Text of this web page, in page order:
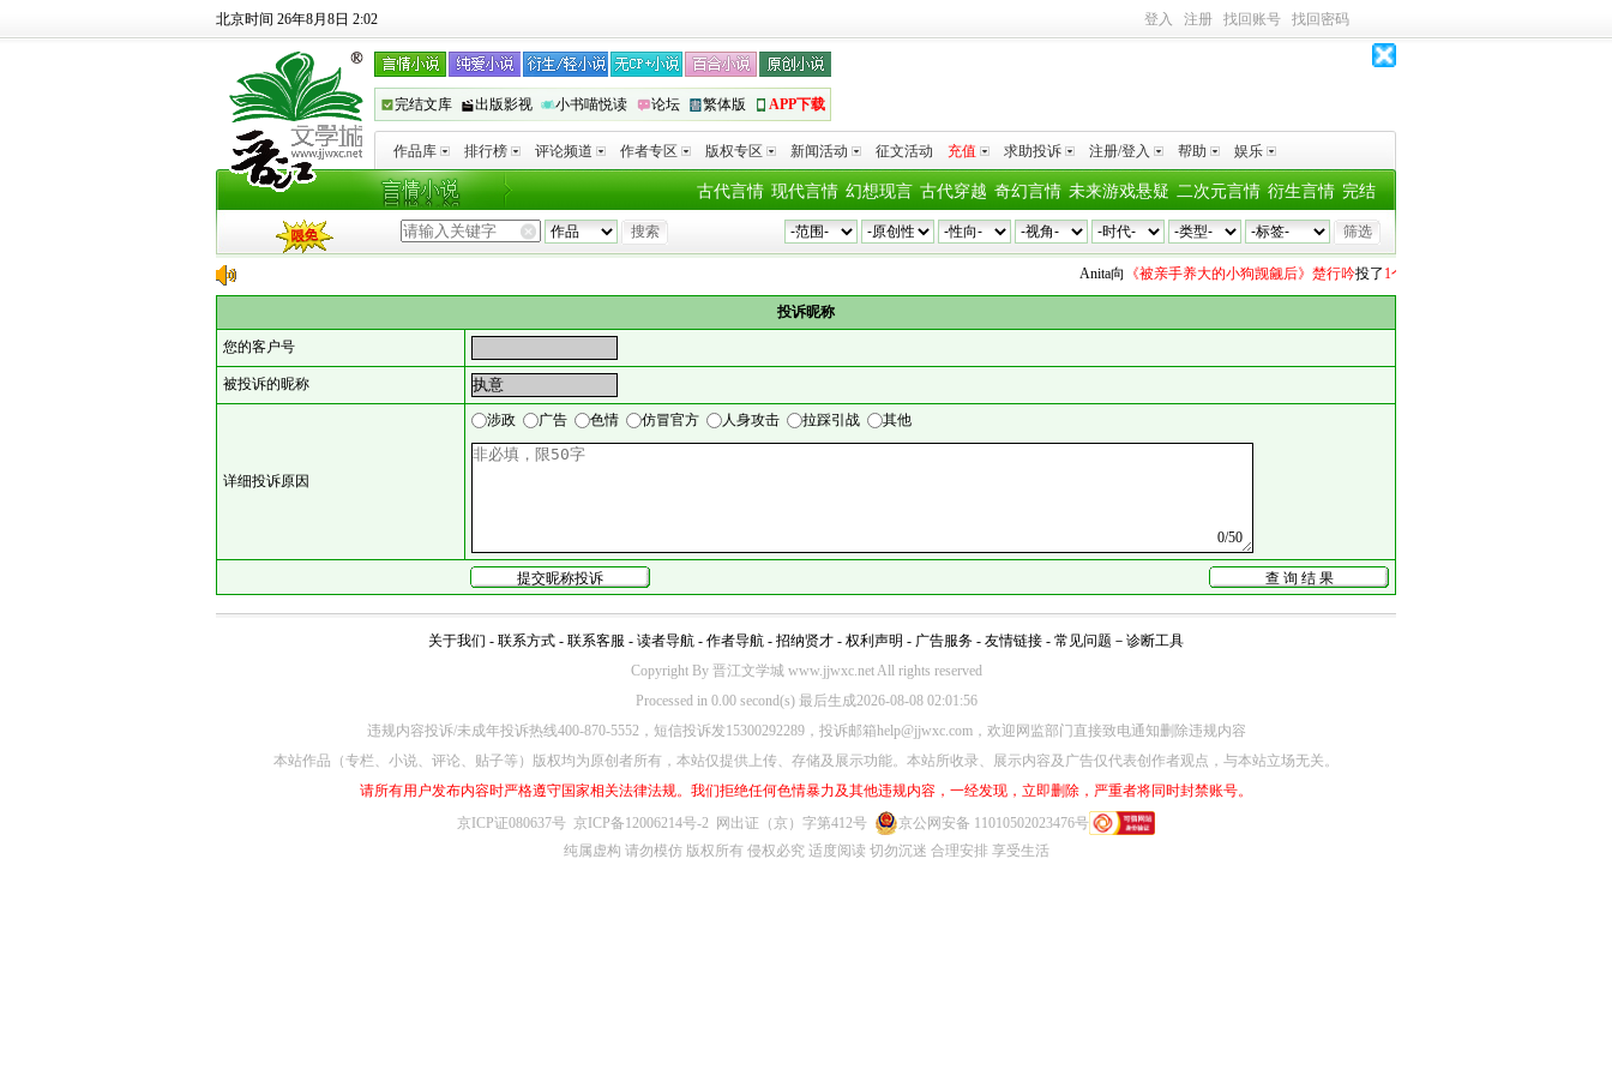
北京时间 26年8月8日 2:02 登入 注册 找回账号 找回密码
完结文库 出版影视 小书喵悦读 论坛 繁体版 APP下载
作品库 排行榜 评论频道 作者专区 版权专区 新闻活动 征文活动 充值 求助投诉 注册/登入 帮助 娱乐
完结
衍生言情
二次元言情
未来游戏悬疑
奇幻言情
古代穿越
幻想现言
现代言情
古代言情
Anita向《被亲手养大的小狗觊觎后》楚行吟投了1个深水鱼雷
投诉昵称
您的客户号
被投诉的昵称
详细投诉原因
涉政 广告 色情 仿冒官方 人身攻击 拉踩引战 其他
0/50
关于我们 - 联系方式 - 联系客服 - 读者导航 - 作者导航 - 招纳贤才 - 权利声明 - 广告服务 - 友情链接 - 常见问题 － 诊断工具
Copyright By 晋江文学城 www.jjwxc.net All rights reserved
Processed in 0.00 second(s) 最后生成2026-08-08 02:01:56
违规内容投诉/未成年投诉热线400-870-5552，短信投诉发15300292289，投诉邮箱help@jjwxc.com，欢迎网监部门直接致电通知删除违规内容
本站作品（专栏、小说、评论、贴子等）版权均为原创者所有，本站仅提供上传、存储及展示功能。本站所收录、展示内容及广告仅代表创作者观点，与本站立场无关。
请所有用户发布内容时严格遵守国家相关法律法规。我们拒绝任何色情暴力及其他违规内容，一经发现，立即删除，严重者将同时封禁账号。
京ICP证080637号 京ICP备12006214号-2 网出证（京）字第412号
京公网安备 11010502023476号
纯属虚构 请勿模仿 版权所有 侵权必究 适度阅读 切勿沉迷 合理安排 享受生活